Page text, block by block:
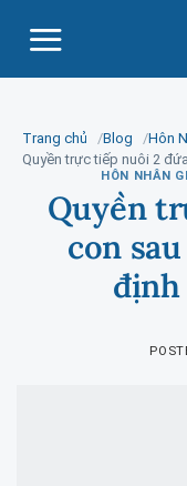
Trang chủ Blog
Hôn
Quyền trực tiếp nuôi 2
HÔN NHÂN
Quyền
con
định